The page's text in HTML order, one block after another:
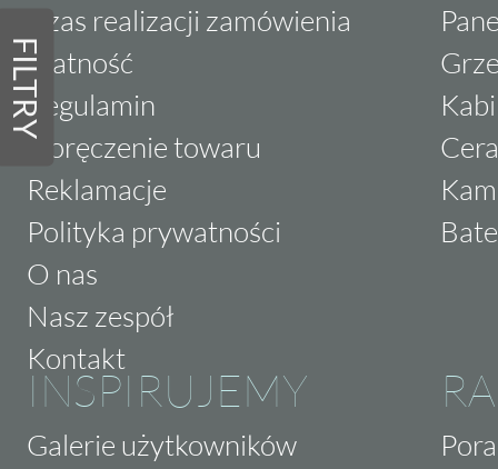
FILTRY
Czas realizacji zamówienia
Płatność
Regulamin
Doręczenie towaru
Reklamacje
Polityka prywatności
O nas
Nasz zespół
Kontakt
INSPIRUJEMY
Galerie użytkowników